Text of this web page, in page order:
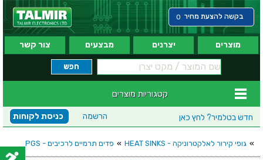
בקשה להצעת מחיר 0
מוצרים יצרנים מבצעים צור קשר
קטגוריות מוצרים
חדש בטלמיר? לחץ כאן כניסת לקוחות הרשמה
» גופי קירור לאלקטרוניקה - HEAT SINKS » פדים תרמיים לרכיבים - PGS